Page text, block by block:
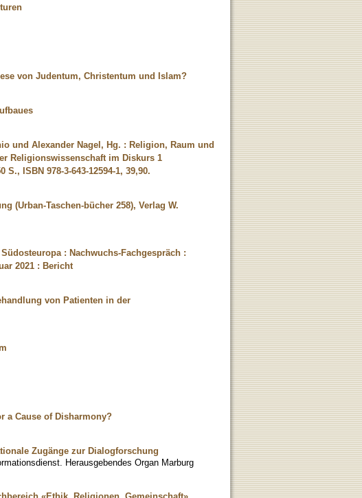
von Judentum, Christentum und Islam?
und Alexander Nagel, Hg. : Religion, Raum und
Religionswissenschaft im Diskurs 1
ISBN 978-3-643-12594-1, 39,90.
(Urban-Taschen-bücher 258), Verlag W.
: Nachwuchs-Fachgespräch :
2021 : Bericht
von Patienten in der
a Cause of Disharmony?
Zugänge zur Dialogforschung
Herausgebendes Organ Marburg